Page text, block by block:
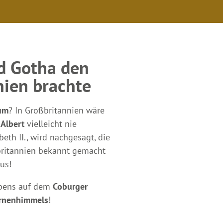
Gotha den
brachte
? In Großbritannien wäre
vielleicht nie
II., wird nachgesagt, die
bekannt gemacht
auf dem Coburger
!